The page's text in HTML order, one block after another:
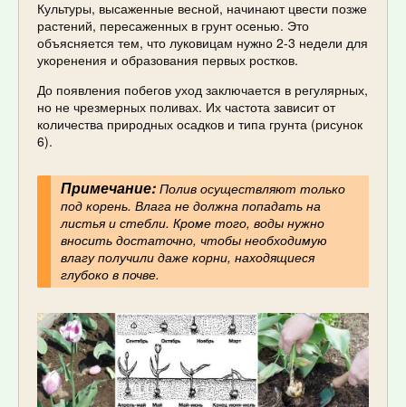
Культуры, высаженные весной, начинают цвести позже
растений, пересаженных в грунт осенью. Это
объясняется тем, что луковицам нужно 2-3 недели для
укоренения и образования первых ростков.
До появления побегов уход заключается в регулярных,
но не чрезмерных поливах. Их частота зависит от
количества природных осадков и типа грунта (рисунок
6).
Примечание:Полив осуществляют только
под корень. Влага не должна попадать на
листья и стебли. Кроме того, воды нужно
вносить достаточно, чтобы необходимую
влагу получили даже корни, находящиеся
глубоко в почве.